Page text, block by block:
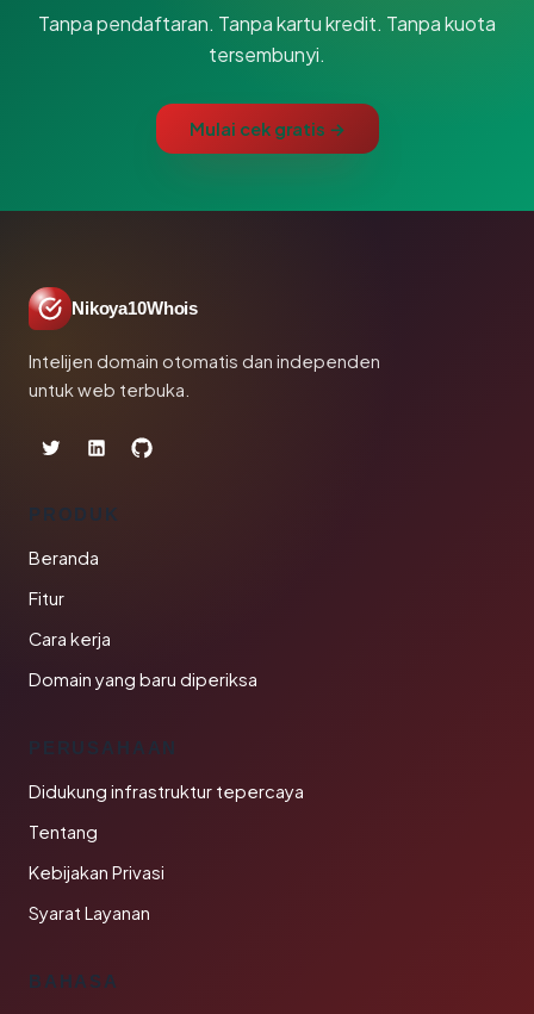
Tanpa pendaftaran. Tanpa kartu kredit. Tanpa kuota
tersembunyi.
Mulai cek gratis →
Nikoya10Whois
Intelijen domain otomatis dan independen
untuk web terbuka.
PRODUK
Beranda
Fitur
Cara kerja
Domain yang baru diperiksa
PERUSAHAAN
Didukung infrastruktur tepercaya
Tentang
Kebijakan Privasi
Syarat Layanan
BAHASA